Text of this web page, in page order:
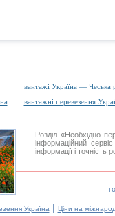
вантажі Україна — Чеська
вантажні перевезення
Розділ «Необхідно
інформаційний
інформації і
Україна | Ціни на